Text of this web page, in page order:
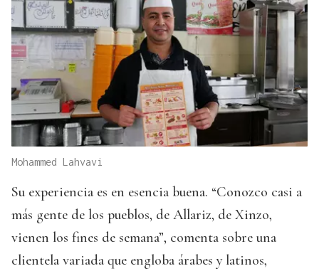
Mohammed Lahvavi
Su experiencia es en esencia buena. “Conozco casi a
más gente de los pueblos, de Allariz, de Xinzo,
vienen los fines de semana”, comenta sobre una
clientela variada que engloba árabes y latinos,